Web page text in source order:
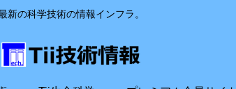
新の科学技術の情報インフラ。